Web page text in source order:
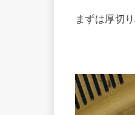
まずは厚切り